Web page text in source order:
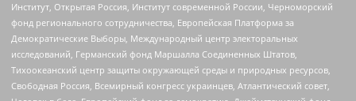
Институт, Открытая Россия, Институт современной России, Черноморский
фонд регионального сотрудничества, Европейская Платформа за
Демократические Выборы, Международный центр электоральных
исследований, Германский фонд Маршалла Соединенных Штатов,
Тихоокеанский центр защиты окружающей среды и природных ресурсов,
Свободная Россия, Всемирный конгресс украинцев, Атлантический совет,